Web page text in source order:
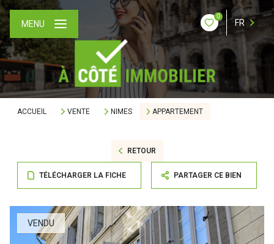
0
FR
MENU
ACCUEIL VENTE NIMES APPARTEMENT
RETOUR
TÉLÉCHARGER LA FICHE PARTAGER CE BIEN
VENDU